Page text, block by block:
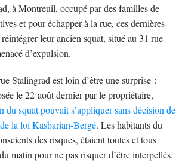
à Montreuil, occupé par des familles de
et pour échapper à la rue, ces dernières
leur ancien squat, situé au 31 rue
d’expulsion.
Stalingrad est loin d’être une surprise :
le 22 août dernier par le propriétaire,
du squat pouvait s’appliquer sans décision de
la loi Kasbarian-Bergé. Les habitants du
des risques, étaient toutes et tous
matin pour ne pas risquer d’être interpellés.